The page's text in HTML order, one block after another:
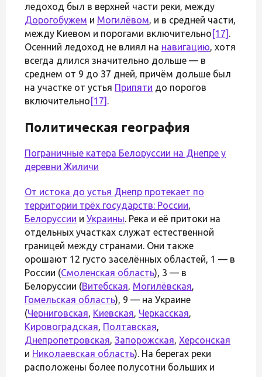
ледоход был в верхней части реки, между
Дорогобужем и Могилёвом, и в средней части,
между Киевом и порогами включительно [17] .
Осенний ледоход не влиял на навигацию, хотя
всегда длился значительно дольше — в
среднем от 9 до 37 дней, причём дольше был
на участке от устья Припяти до порогов
включительно [17] .
Политическая география
Пограничные катера Белоруссии на Днепре у
деревни Жиличи
От истока до устья Днепр протекает по
территории трёх государств: России,
Белоруссии и Украины. Река и её притоки на
отдельных участках служат естественной
границей между странами. Они также
орошают 12 густо заселённых областей, 1 — в
России (Смоленская область), 3 — в
Белоруссии (Витебская, Могилёвская,
Гомельская область), 9 — на Украине
(Черниговская, Киевская, Черкасская,
Кировоградская, Полтавская,
Днепропетровская, Запорожская, Херсонская
и Николаевская область). На берегах реки
расположены более полусотни больших и